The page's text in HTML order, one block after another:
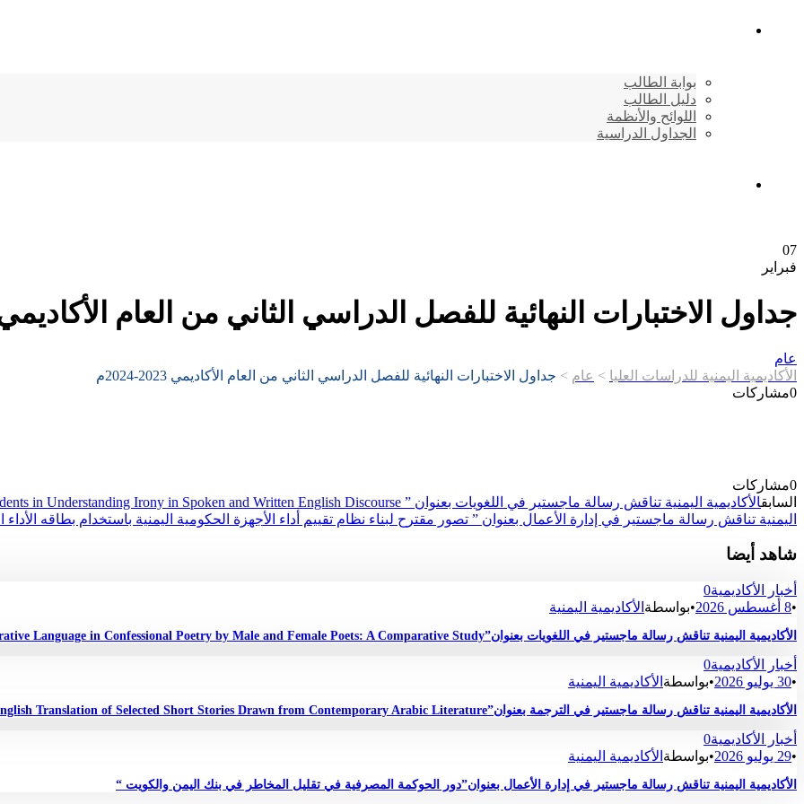
بوابة الطالب
دليل الطالب
اللوائح والأنظمة
الجداول الدراسية
07
فبراير
جداول الاختبارات النهائية للفصل الدراسي الثاني من العام الأكاديمي 2023-
عام
الأكاديمية اليمنية للدراسات العليا > عام > جداول الاختبارات النهائية للفصل الدراسي الثاني من العام الأكاديمي 2023-2024م
0مشاركات
0مشاركات
السابقالأكاديمية اليمنية تناقش رسالة ماجستير في اللغويات بعنوان ” Difficulties Facing Yemeni EFL Postgraduate Students in Understanding Irony in Spoken and Written English Discourse”
اليمنية تناقش رسالة ماجستير في إدارة الأعمال بعنوان ” تصور مقترح لبناء نظام تقييم أداء الأجهزة الحكومية اليمنية باستخدام بطاقه الأداء
شاهد أيضا
أخبار الأكاديمية0
•8 أغسطس 2026 •بواسطة الأكاديمية اليمنية
الأكاديمية اليمنية تناقش رسالة ماجستير في اللغويات بعنوان”A Pragma-Stylistic Analysis of Figurative Language in Confessional Poetry by Male and Female Poets: A Comparative Study“
أخبار الأكاديمية0
•30 يوليو 2026 •بواسطة الأكاديمية اليمنية
الأكاديمية اليمنية تناقش رسالة ماجستير في الترجمة بعنوان”Critique and Quality Assessment of the English Translation of Selected Short Stories Drawn from Contemporary Arabic Literature “
أخبار الأكاديمية0
•29 يوليو 2026 •بواسطة الأكاديمية اليمنية
الأكاديمية اليمنية تناقش رسالة ماجستير في إدارة الأعمال بعنوان”دور الحوكمة المصرفية في تقليل المخاطر في بنك اليمن والكويت “